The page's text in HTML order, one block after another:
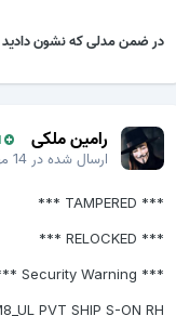
در ضمن مدلی که نشون دادید M7_UL هستش نه M8
رامین ملکی 51
ارسال شده در14 مهر، 2016
*** TAMPERED ***
*** RELOCKED ***
*** Security Warning ***
M8_UL PVT SHIP S-ON RH